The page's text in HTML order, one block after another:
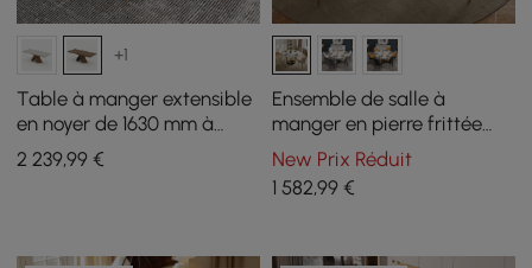
+1
Table à manger extensible
en noyer de 1630 mm à
2030 mm et 6 chaises de
salle à manger en rotin
2 239,99 €
Ensemble de salle à
manger en pierre frittée
ronde de style moderne
1350 mm avec 4 chaises
New Prix Réduit
1 582,99€